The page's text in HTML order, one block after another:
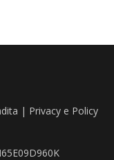
| Privacy e Policy